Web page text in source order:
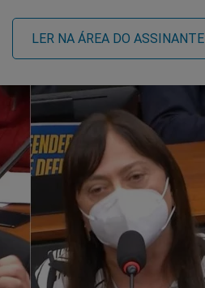
LER NA ÁREA DO ASSINANTE